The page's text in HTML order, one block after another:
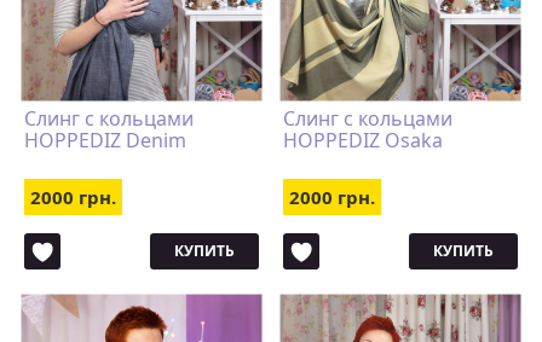
Слинг с кольцами
HOPPEDIZ Denim
2000 грн.
КУПИТЬ
Слинг с кольцами
HOPPEDIZ Osaka
2000 грн.
КУПИТЬ